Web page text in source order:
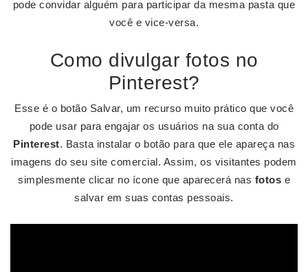
pode convidar alguém para participar da mesma pasta que
você e vice-versa.
Como divulgar fotos no
Pinterest?
Esse é o botão Salvar, um recurso muito prático que você
pode usar para engajar os usuários na sua conta do
Pinterest. Basta instalar o botão para que ele apareça nas
imagens do seu site comercial. Assim, os visitantes podem
simplesmente clicar no ícone que aparecerá nas fotos e
salvar em suas contas pessoais.